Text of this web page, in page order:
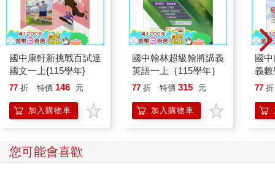
國中康軒新挑戰百試達
國文一上{115學年}
77 折 特價 146 元
加入購物車
國中翰林超級翰將講義
英語一上｛115學年｝
77 折 特價 315 元
加入購物車
國
義數
77 折
您可能會喜歡